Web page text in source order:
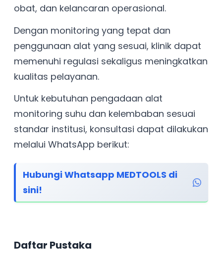
obat, dan kelancaran operasional.
Dengan monitoring yang tepat dan
penggunaan alat yang sesuai, klinik dapat
memenuhi regulasi sekaligus meningkatkan
kualitas pelayanan.
Untuk kebutuhan pengadaan alat
monitoring suhu dan kelembaban sesuai
standar institusi, konsultasi dapat dilakukan
melalui WhatsApp berikut:
Hubungi Whatsapp MEDTOOLS di
sini!
Daftar Pustaka